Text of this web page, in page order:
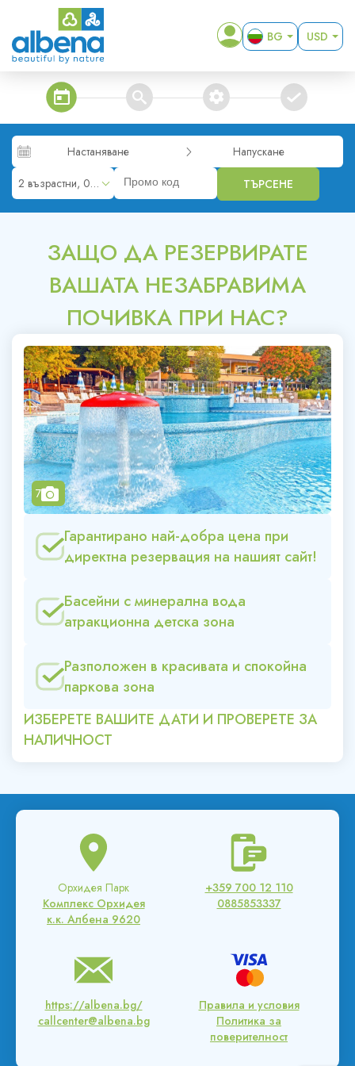
BG
USD
KZT
MKD
steps_calendar search extra_services confirm
Настаняване
Напускане
2 възрастни, 0 деца
ТЪРСЕНЕ
ЗАЩО ДА РЕЗЕРВИРАТЕ
ВАШАТА НЕЗАБРАВИМА
ПОЧИВКА ПРИ НАС?
7camera
Гарантирано най-добра цена при
директна резервация на нашият сайт!
Басейни с минерална вода
атракционна детска зона
Разположен в красивата и спокойна
паркова зона
ИЗБЕРЕТЕ ВАШИТЕ ДАТИ И ПРОВЕРЕТЕ ЗА
НАЛИЧНОСТ
Орхидея Парк
Комплекс Орхидея
к.к. Албена 9620
+359 700 12 110
0885853337
https://albena.bg/
callcenter@albena.bg
Правила и условия
Политика за
поверителност